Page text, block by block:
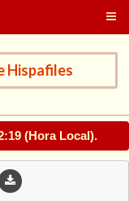
Hispafiles
(Hora Local).